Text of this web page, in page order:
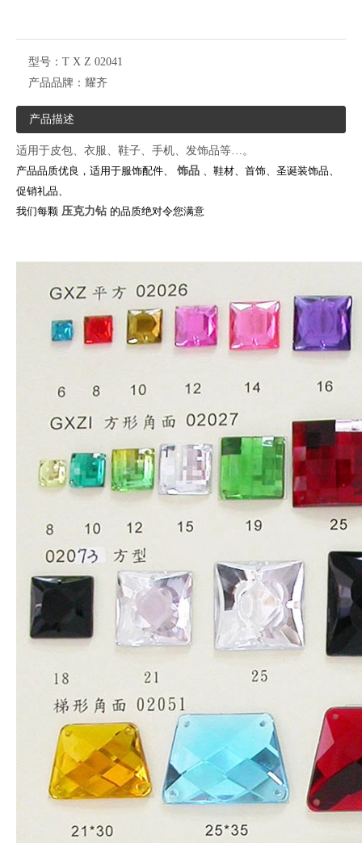
型号： T X Z 02041
产品品牌： 耀齐
产品描述
适用于皮包、衣服、鞋子、手机、发饰品等…。
产品品质优良，适用于服饰配件、
饰品
、鞋材、首饰、圣诞装饰品、
促销礼品、
我们每颗 压克力钻 的品质绝对令您满意